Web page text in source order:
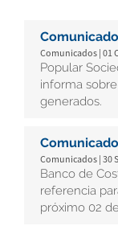
Comunicados | 01
Popular
informa
generados.
Comunicados | 30
Banco de
referencia
próximo 02